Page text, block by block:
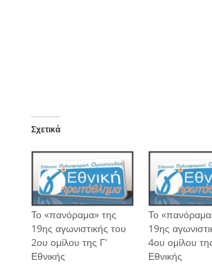
Σχετικά
Το «πανόραμα» της
19ης αγωνιστικής του
2ου ομίλου της Γ’
Εθνικής
Το
19ης
4ου ομίλου
Εθνικής